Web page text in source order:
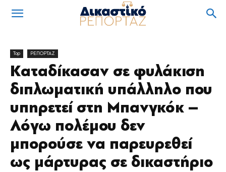
Top ΡΕΠΟΡΤΑΖ
Καταδίκασαν σε φυλάκιση
διπλωματική υπάλληλο που
υπηρετεί στη Μπανγκόκ –
Λόγω πολέμου δεν
μπορούσε να παρευρεθεί
ως μάρτυρας σε δικαστήριο